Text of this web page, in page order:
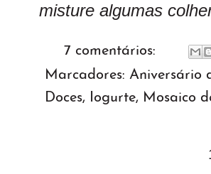
misture algumas
7 comentários:
Marcadores: Aniversário
Doces, Iogurte, Mosaico